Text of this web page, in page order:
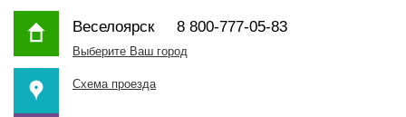
Веселоярск8 800-777-05-83
Выберите Ваш город
Схема проезда